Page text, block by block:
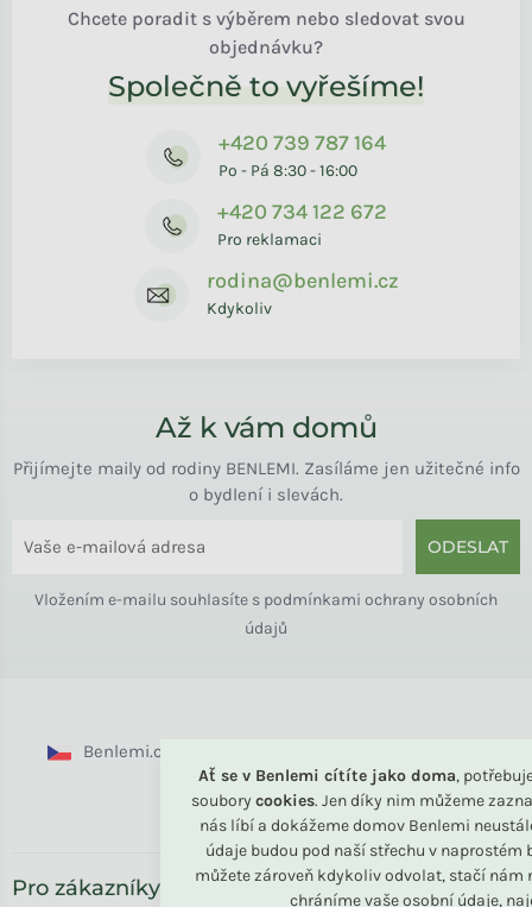
Ať se v Benlemi cítíte jako doma,
soubory cookies. Jen díky nim můžeme
nás líbí a dokážeme domov Benlemi
údaje budou pod naší střechu v naprostém
můžete zároveň kdykoliv odvolat, stačí nám
chráníme vaše osobní údaje,
Chcete poradit s výběrem nebo sledovat svou
objednávku?
Společně to vyřešíme!
+420 739 787 164
Po - Pá 8:30 - 16:00
+420 734 122 672
Pro reklamaci
rodina@benlemi.cz
Kdykoliv
Až k vám domů
Přijímejte maily od rodiny BENLEMI. Zasíláme jen užitečné info
o bydlení i slevách.
ODESLAT
Vložením e-mailu souhlasíte s podmínkami ochrany osobních
údajů
Benlemi.cz
Benlemi.ro
Pro zákazníky